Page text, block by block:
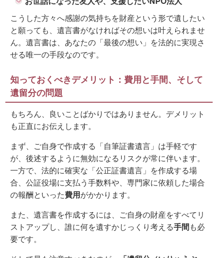
こうした方々へ感謝の気持ちを財産という形で遺したい
と願っても、遺言書がなければその想いは叶えられませ
ん。遺言書は、あなたの「最後の想い」を法的に実現さ
せる唯一の手段なのです。
知っておくべきデメリット：費用と手間、そして
遺留分の問題
もちろん、良いことばかりではありません。デメリット
も正直にお伝えします。
まず、ご自身で作成する「自筆証書遺言」は手軽です
が、後述するように無効になるリスクが常に伴います。
一方で、法的に確実な「公正証書遺言」を作成する場
合、公証役場に支払う手数料や、専門家に依頼した場合
の報酬といった費用がかかります。
また、遺言書を作成するには、ご自身の財産をすべてリ
ストアップし、誰に何を遺すかじっくり考える手間も必
要です。